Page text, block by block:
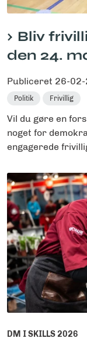
Bliv
den 24.
Publiceret 26-
Politik Frivillig
Vil du gøre en
noget for
engagerede
DM I SKILLS 2026